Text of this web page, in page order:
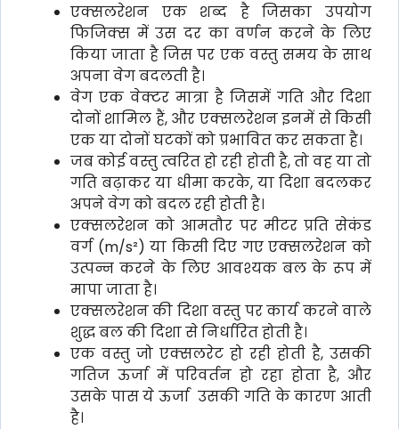
एक्सलरेशन एक शब्द है जिसका उपयोग
फिजिक्स में उस दर का वर्णन करने के लिए
किया जाता है जिस पर एक वस्तु समय के साथ
अपना वेग बदलती है।
वेग एक वेक्टर मात्रा है जिसमें गति और दिशा
दोनों शामिल हैं, और एक्सलरेशन इनमें से किसी
एक या दोनों घटकों को प्रभावित कर सकता है।
जब कोई वस्तु त्वरित हो रही होती है, तो वह या तो
गति बढ़ाकर या धीमा करके, या दिशा बदलकर
अपने वेग को बदल रही होती है।
एक्सलरेशन को आमतौर पर मीटर प्रति सेकंड
वर्ग (m/s²) या किसी दिए गए एक्सलरेशन को
उत्पन्न करने के लिए आवश्यक बल के रूप में
मापा जाता है।
एक्सलरेशन की दिशा वस्तु पर कार्य करने वाले
शुद्ध बल की दिशा से निर्धारित होती है।
एक वस्तु जो एक्सलरेट हो रही होती है, उसकी
गतिज ऊर्जा में परिवर्तन हो रहा होता है, और
उसके पास ये ऊर्जा उसकी गति के कारण आती
है।